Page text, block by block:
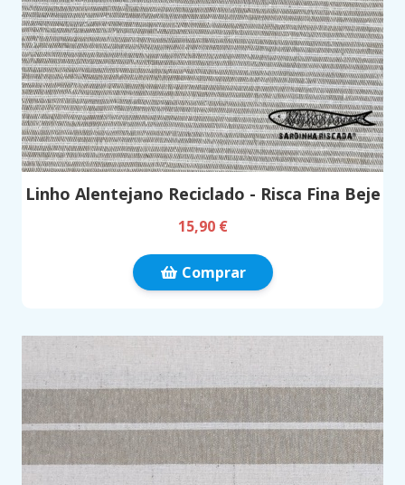
Linho Alentejano Reciclado - Risca Fina Beje
15,90 €
Comprar